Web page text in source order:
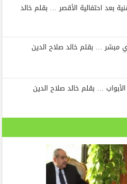
بعد احتفالية الأقصر … بقلم خالد
… بقلم خالد صلاح الدين
… بقلم خالد صلاح الدين